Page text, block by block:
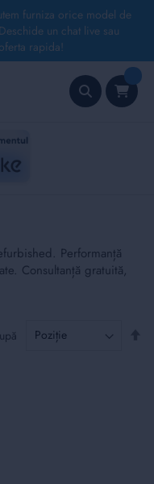
furniza orice model de
un chat live sau
rapida!
Performanță
Consultanță gratuită,